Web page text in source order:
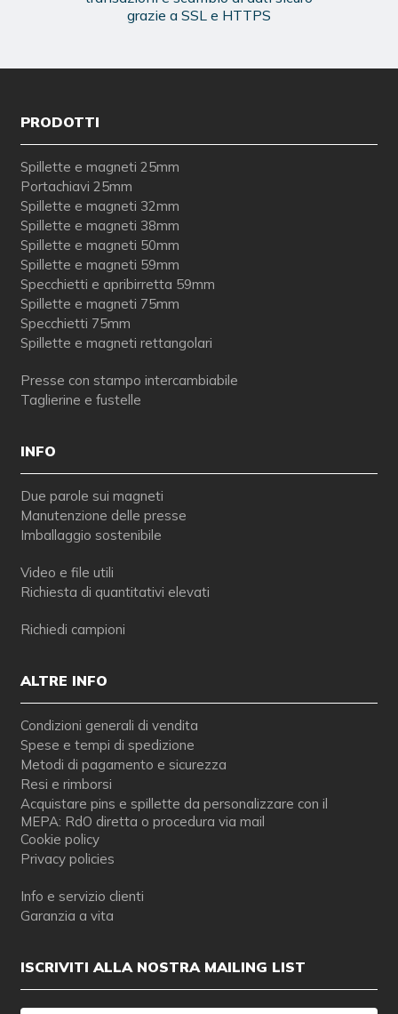
grazie a SSL e HTTPS
PRODOTTI
Spillette e magneti 25mm
Portachiavi 25mm
Spillette e magneti 32mm
Spillette e magneti 38mm
Spillette e magneti 50mm
Spillette e magneti 59mm
Specchietti e apribirretta 59mm
Spillette e magneti 75mm
Specchietti 75mm
Spillette e magneti rettangolari
Presse con stampo intercambiabile
Taglierine e fustelle
INFO
Due parole sui magneti
Manutenzione delle presse
Imballaggio sostenibile
Video e file utili
Richiesta di quantitativi elevati
Richiedi campioni
ALTRE INFO
Condizioni generali di vendita
Spese e tempi di spedizione
Metodi di pagamento e sicurezza
Resi e rimborsi
Acquistare pins e spillette da personalizzare con il
MEPA: RdO diretta o procedura via mail
Cookie policy
Privacy policies
Info e servizio clienti
Garanzia a vita
ISCRIVITI ALLA NOSTRA MAILING LIST